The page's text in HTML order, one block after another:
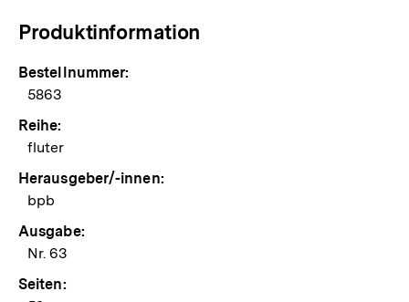
Produktinformation
Bestellnummer:
5863
Reihe:
fluter
Herausgeber/-innen:
bpb
Ausgabe:
Nr. 63
Seiten: